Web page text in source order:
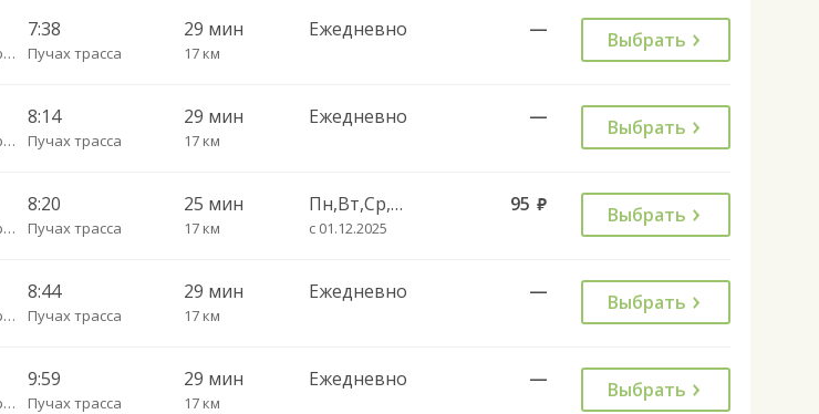
Чебоксары Пригородный АВ
7:38
Пучах трасса
29 мин
17 км
Ежедневно — Выбрать
Чебоксары Пригородный АВ
8:14
Пучах трасса
29 мин
17 км
Ежедневно — Выбрать
Чебоксары Пригородный АВ
8:20
Пучах трасса
25 мин
17 км
Пн,Вт,Ср,Чт,Пт
с 01.12.2025
95 руб. Выбрать
Чебоксары Пригородный АВ
8:44
Пучах трасса
29 мин
17 км
Ежедневно — Выбрать
Чебоксары Пригородный АВ
9:59
Пучах трасса
29 мин
17 км
Ежедневно — Выбрать